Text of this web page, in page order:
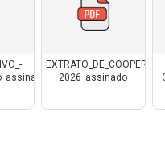
2026_assinado